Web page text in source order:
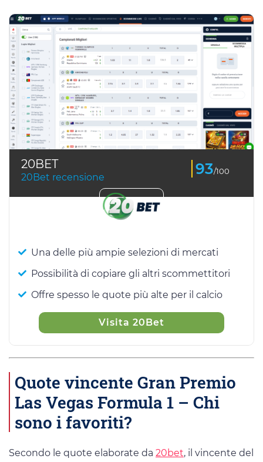
20BET
20Bet recensione 93/100
Una delle più ampie selezioni di mercati
Possibilità di copiare gli altri scommettitori
Offre spesso le quote più alte per il calcio
Visita 20Bet
Quote vincente Gran Premio
Las Vegas Formula 1 – Chi
sono i favoriti?
Secondo le quote elaborate da 20bet, il vincente del